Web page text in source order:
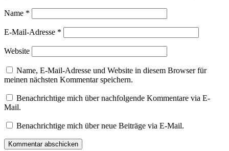
Name *
E-Mail-Adresse *
Website
Name, E-Mail-Adresse und Website in diesem Browser für
meinen nächsten Kommentar speichern.
Benachrichtige mich über nachfolgende Kommentare via E-
Mail.
Benachrichtige mich über neue Beiträge via E-Mail.